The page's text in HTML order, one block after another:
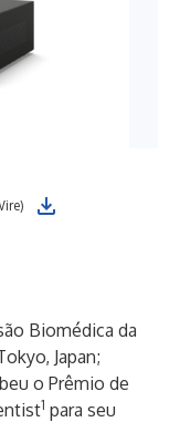
Biomédica da
Japan;
o Prêmio de
1 para seu